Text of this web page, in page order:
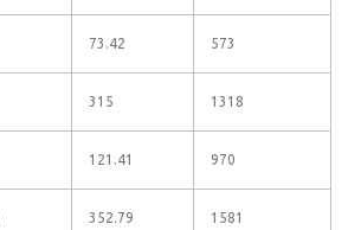
73.42 573
315 1318
121.41 970
352.79 1581